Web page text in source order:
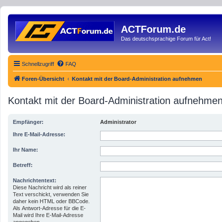
ACTForum.de
Das deutschsprachige Forum für Act!
Schnellzugriff FAQ
Foren-Übersicht Kontakt mit der Board-Administration aufnehmen
Kontakt mit der Board-Administration
Empfänger: Administrator
Ihre E-Mail-Adresse:
Ihr Name:
Betreff:
Nachrichtentext:
Diese Nachricht wird als reiner
Text verschickt, verwenden Sie
daher kein HTML oder BBCode.
Als Antwort-Adresse für die E-
Mail wird Ihre E-Mail-Adresse